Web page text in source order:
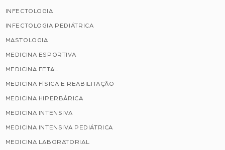
INFECTOLOGIA
INFECTOLOGIA PEDIÁTRICA
MASTOLOGIA
MEDICINA ESPORTIVA
MEDICINA FETAL
MEDICINA FÍSICA E REABILITAÇÃO
MEDICINA HIPERBÁRICA
MEDICINA INTENSIVA
MEDICINA INTENSIVA PEDIÁTRICA
MEDICINA LABORATORIAL